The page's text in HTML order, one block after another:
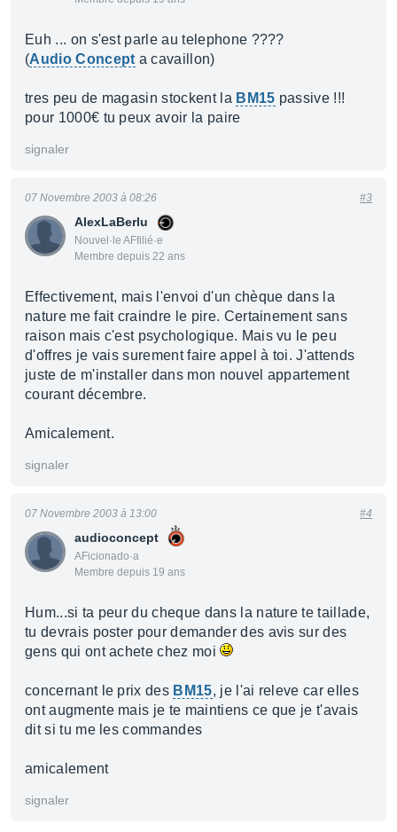
Euh ... on s'est parle au telephone ????
(Audio Concept a cavaillon)
tres peu de magasin stockent la BM15 passive !!!
pour 1000€ tu peux avoir la paire
signaler
AlexLaBerlu
Nouvel·le AFfilié·e
Membre depuis 22 ans
07 Novembre 2003 à 08:26 #3
Effectivement, mais l'envoi d'un chèque dans la
nature me fait craindre le pire. Certainement sans
raison mais c'est psychologique. Mais vu le peu
d'offres je vais surement faire appel à toi. J'attends
juste de m'installer dans mon nouvel appartement
courant décembre.
Amicalement.
signaler
audioconcept
AFicionado·a
Membre depuis 19 ans
07 Novembre 2003 à 13:00 #4
Hum...si ta peur du cheque dans la nature te taillade,
tu devrais poster pour demander des avis sur des
gens qui ont achete chez moi
concernant le prix des BM15, je l'ai releve car elles
ont augmente mais je te maintiens ce que je t'avais
dit si tu me les commandes
amicalement
signaler